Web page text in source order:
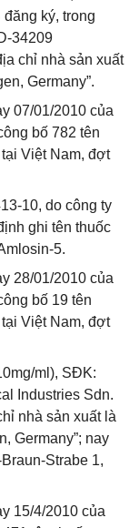
ký, trong
34209
chỉ nhà sản xuất
Germany”.
07/01/2010 của
bố 782 tên
Việt Nam, đợt
10, do công ty
ghi tên thuốc
5.
28/01/2010 của
bố 19 tên
Việt Nam, đợt
ml), SĐK:
Industries Sdn.
nhà sản xuất là
Germany”; nay
Strabe 1,
15/4/2010 của